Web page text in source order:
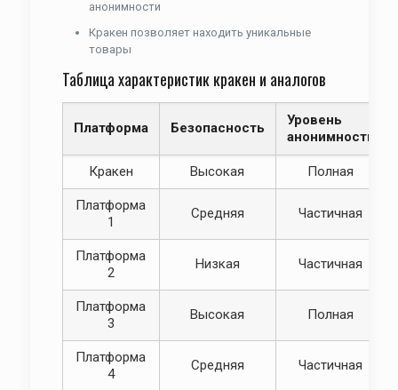
анонимности
Кракен позволяет находить уникальные
товары
Таблица характеристик кракен и аналогов
Платформа Безопасность
Уровень
анонимности
Кракен Высокая Полная
Платформа
1
Средняя Частичная
Платформа
2
Низкая Частичная
Платформа
3
Высокая Полная
Платформа
4
Средняя Частичная